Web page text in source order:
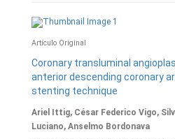
Artículo Original
Coronary transluminal
anterior descending coronary
stenting technique
Ariel Ittig, César Federico Vigo,
Luciano, Anselmo Bordonava